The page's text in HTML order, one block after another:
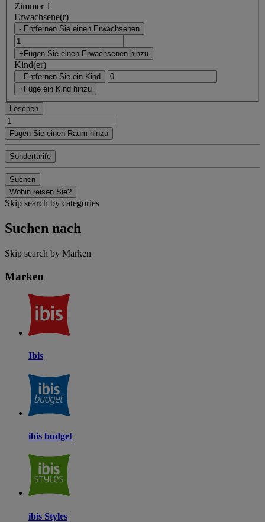
Zimmer 1
Erwachsene(r)
- Entfernen Sie einen Erwachsenen
+Fügen Sie einen Erwachsenen hinzu
Kind(er)
- Entfernen Sie ein Kind
+Füge ein Kind hinzu
Löschen
Fügen Sie einen Raum hinzu
Sondertarife
Suchen
Wohin reisen Sie?
Skip search by categories
Suchen nach
Skip search by Marken
Marken
Ibis
ibis budget
ibis Styles